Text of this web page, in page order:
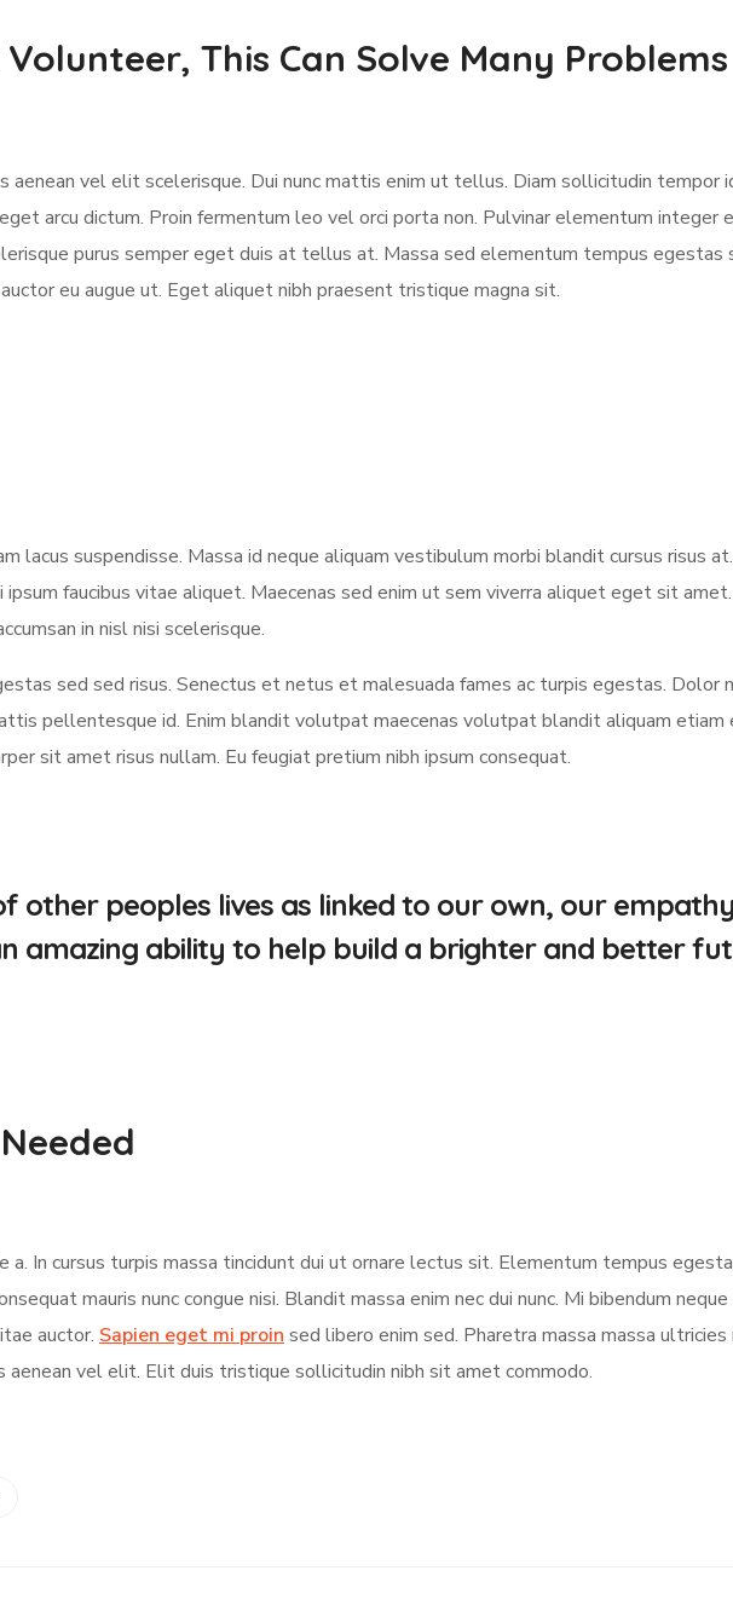
This Can Solve Many Problems
aenean vel elit scelerisque. Dui nunc mattis enim ut tellus. Diam sollicitudin tempor
arcu dictum. Proin fermentum leo vel orci porta non. Pulvinar elementum
purus semper eget duis at tellus at. Massa sed elementum tempus
eu augue ut. Eget aliquet nibh praesent tristique magna sit.
lacus suspendisse. Massa id neque aliquam vestibulum morbi blandit cursus risus
ipsum faucibus vitae aliquet. Maecenas sed enim ut sem viverra aliquet eget sit
in nisl nisi scelerisque.
sed sed risus. Senectus et netus et malesuada fames ac turpis egestas. Dolor
pellentesque id. Enim blandit volutpat maecenas volutpat blandit aliquam
sit amet risus nullam. Eu feugiat pretium nibh ipsum consequat.
other peoples lives as linked to our own, our
amazing ability to help build a brighter and better
a. In cursus turpis massa tincidunt dui ut ornare lectus sit. Elementum tempus
mauris nunc congue nisi. Blandit massa enim nec dui nunc. Mi bibendum
auctor. Sapien eget mi proin sed libero enim sed. Pharetra massa massa
aenean vel elit. Elit duis tristique sollicitudin nibh sit amet commodo.